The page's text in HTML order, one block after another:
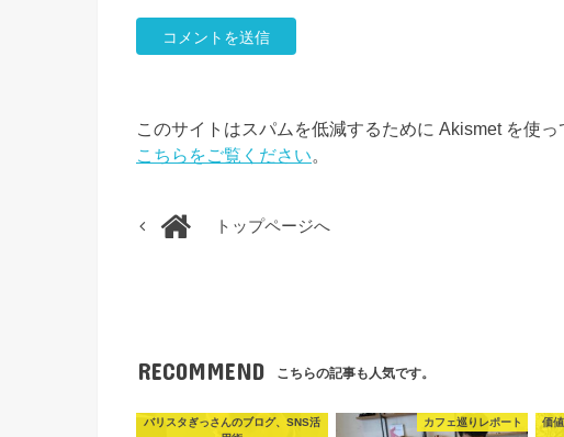
このサイトはスパムを低減するために Akismet を使っ
こちらをご覧ください。
トップページへ
RECOMMEND こちらの記事も人気です。
バリスタぎっさんのブログ、SNS活
カフェ巡りレポート
価